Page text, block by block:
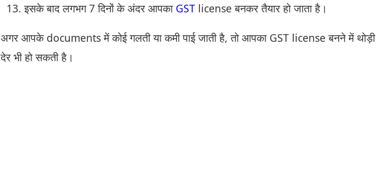
इसके बाद लगभग 7 दिनों के अंदर आपका GST license बनकर तैयार हो जाता है।
अगर आपके documents में कोई गलती या कमी पाई जाती है, तो आपका GST license बनने में थोड़ी
देर भी हो सकती है।